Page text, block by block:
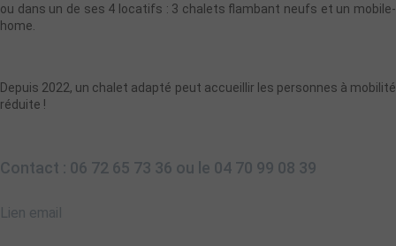
ou dans un de ses 4 locatifs : 3 chalets flambant neufs et un mobile-
home.
Depuis 2022, un chalet adapté peut accueillir les personnes à mobilité
réduite !
Contact : 06 72 65 73 36 ou le 04 70 99 08 39
Lien email